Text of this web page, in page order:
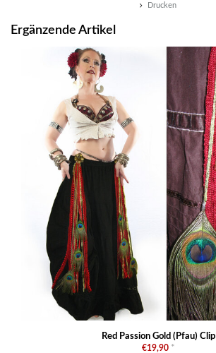
Drucken
Ergänzende Artikel
Red Passion Gold (Pfau) Clip
€19,90 *